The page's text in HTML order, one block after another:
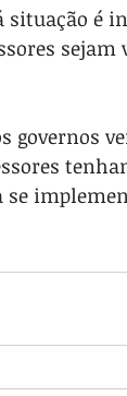
situação é
governos
se